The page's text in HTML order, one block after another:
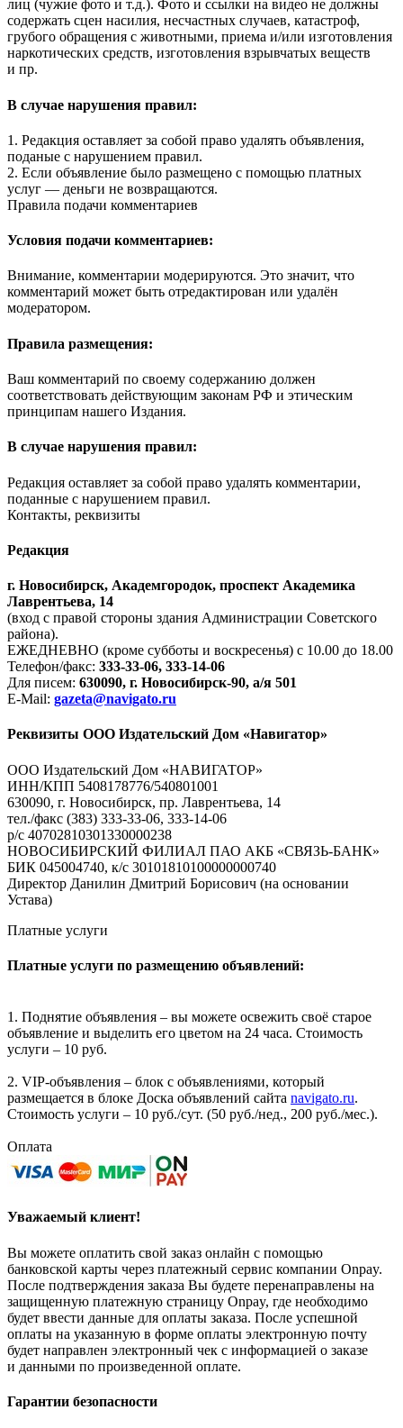
лиц (чужие фото и т.д.). Фото и ссылки на видео не должны
содержать сцен насилия, несчастных случаев, катастроф,
грубого обращения с животными, приема и/или изготовления
наркотических средств, изготовления взрывчатых веществ
и пр.
В случае нарушения правил:
1. Редакция оставляет за собой право удалять объявления,
поданые с нарушением правил.
2. Если объявление было размещено с помощью платных
услуг — деньги не возвращаются.
Правила подачи комментариев
Условия подачи комментариев:
Внимание, комментарии модерируются. Это значит, что
комментарий может быть отредактирован или удалён
модератором.
Правила размещения:
Ваш комментарий по своему содержанию должен
соответствовать действующим законам РФ и этическим
принципам нашего Издания.
В случае нарушения правил:
Редакция оставляет за собой право удалять комментарии,
поданные с нарушением правил.
Контакты, реквизиты
Редакция
г. Новосибирск, Академгородок, проспект Академика
Лаврентьева, 14
(вход с правой стороны здания Администрации Советского
района).
ЕЖЕДНЕВНО (кроме субботы и воскресенья) с 10.00 до 18.00
Телефон/факс: 333-33-06, 333-14-06
Для писем: 630090, г. Новосибирск-90, а/я 501
E-Mail: gazeta@navigato.ru
Реквизиты ООО Издательский Дом «Навигатор»
ООО Издательский Дом «НАВИГАТОР»
ИНН/КПП 5408178776/540801001
630090, г. Новосибирск, пр. Лаврентьева, 14
тел./факс (383) 333-33-06, 333-14-06
р/с 40702810301330000238
НОВОСИБИРСКИЙ ФИЛИАЛ ПАО АКБ «СВЯЗЬ-БАНК»
БИК 045004740, к/с 30101810100000000740
Директор Данилин Дмитрий Борисович (на основании
Устава)
Платные услуги
Платные услуги по размещению объявлений:
1. Поднятие объявления – вы можете освежить своё старое
объявление и выделить его цветом на 24 часа. Стоимость
услуги – 10 руб.
2. VIP-объявления – блок с объявлениями, который
размещается в блоке Доска объявлений сайта navigato.ru.
Стоимость услуги – 10 руб./сут. (50 руб./нед., 200 руб./мес.).
Оплата
Уважаемый клиент!
Вы можете оплатить свой заказ онлайн с помощью
банковской карты через платежный сервис компании Onpay.
После подтверждения заказа Вы будете перенаправлены на
защищенную платежную страницу Onpay, где необходимо
будет ввести данные для оплаты заказа. После успешной
оплаты на указанную в форме оплаты электронную почту
будет направлен электронный чек с информацией о заказе
и данными по произведенной оплате.
Гарантии безопасности